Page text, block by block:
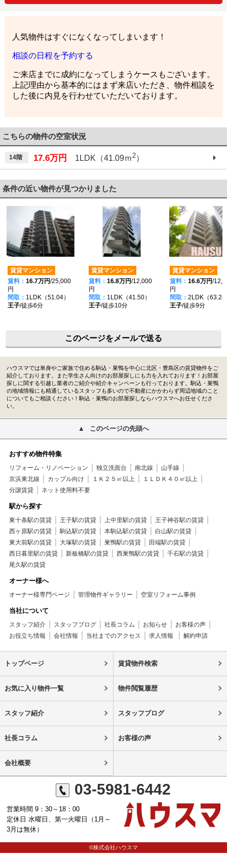
人気物件はすぐになくなってしまいます！
相談の日程を予約する
ご来店までに成約になってしまうケースもございます。
上記理由から基本的にはまず来店いただき、物件相談を
した後に内見を行わせていただいております。
こちらの物件の空室状況
14階 17.6万円 1LDK（41.09ｍ 2）
条件の近い物件が見つかりました
賃貸マンション
賃料： 16.7万円/25,000
円
間取： 1LDK（51.04）
王子/徒歩6分
賃貸マンション
賃料： 16.8万円/12,000
円
間取： 1LDK（41.50）
王子/徒歩10分
賃貸マンション
賃料： 16.6万円/
円
間取： 2LDK（63.24
王子/徒歩9分
このページをメールで送る
ハウスマでは単身やご家族で住める駒込・巣鴨を中心に北区・豊島区の賃貸物件をご
紹介しております。また学生さん向けのお部屋探しにも力を入れております！お部屋
探しに関する引越し業者のご紹介や紹介キャンペーンも行っております。駒込・巣鴨
の地域情報にも精通しているスタッフも多いので不動産にかかわらず周辺地域のこと
についてもご相談ください！駒込・巣鴨のお部屋探しならハウスマへお任せくださ
い。
このページの先頭へ
おすすめ物件特集
リフォーム・リノベーション 独立洗面台 南北線
山手線
京浜東北線
カップル向け １Ｋ２５㎡以上
１ＬＤＫ４０㎡以上
分譲賃貸
ネット使用料不要
駅から探す
東十条駅の賃貸 王子駅の賃貸 上中里駅の賃貸
王子神谷駅の賃貸
西ヶ原駅の賃貸
駒込駅の賃貸 本駒込駅の賃貸
白山駅の賃貸
東大前駅の賃貸
大塚駅の賃貸 巣鴨駅の賃貸
田端駅の賃貸
西日暮里駅の賃貸
新板橋駅の賃貸 西巣鴨駅の賃貸
千石駅の賃貸
尾久駅の賃貸
オーナー様へ
オーナー様専門ページ 管理物件ギャラリー 空室リフォーム事例
当社について
スタッフ紹介 スタッフブログ 社長コラム お知らせ
お客様の声
お役立ち情報
会社情報 当社までのアクセス 求人情報 解約申請
トップページ 賃貸物件検索
お気に入り物件一覧 物件閲覧履歴
スタッフ紹介 スタッフブログ
社長コラム お客様の声
会社概要
03-5981-6442
営業時間 9：30～18：00
定休日 水曜日、第一火曜日（1月～
3月は無休）
©株式会社ハウスマ